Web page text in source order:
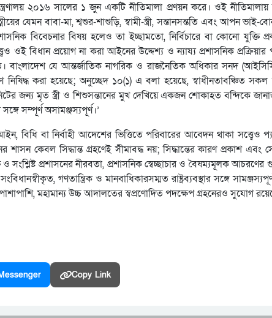
২০১৬ সালের ১ জুন একটি নীতিমালা প্রণয়ন করে। ওই
যেমন বাবা-মা, শ্বশুর-শাশুড়ি, স্বামী-স্ত্রী, সন্তানসন্ততি এবং আপন ভাই-
বিবেচনার বিষয় হলেও তা ইচ্ছামতো, নির্বিচারে বা কোনো যুক্তি
ওই বিধান প্রয়োগ না করা আইনের উদ্দেশ্য ও ন্যায্য প্রশাসনিক প্রক্রিয়ার
বাংলাদেশ যে আন্তর্জাতিক নাগরিক ও রাজনৈতিক অধিকার সনদ
করা হয়েছে; অনুচ্ছেদ ১০(১) এ বলা হয়েছে, স্বাধীনতাবঞ্চিত সকল
জন্য মৃত স্ত্রী ও শিশুসন্তানের মুখ দেখিয়ে একজন শোকাহত বন্দিকে
সম্পূর্ণ অসামঞ্জস্যপূর্ণ।’
বা নির্বাহী আদেশের ভিত্তিতে পরিবারের আবেদন থাকা সত্ত্বেও
কেবল সিদ্ধান্ত গ্রহণেই সীমাবদ্ধ নয়; সিদ্ধান্তের কারণ প্রকাশ এবং
সংশ্লিষ্ট প্রশাসনের নীরবতা, প্রশাসনিক স্বেচ্ছাচার ও বৈষম্যমূলক আচরণের
গণতান্ত্রিক ও মানবাধিকারসম্মত রাষ্ট্রব্যবস্থার সঙ্গে
পাশাপাশি, মহামান্য উচ্চ আদালতের স্বপ্রণোদিত পদক্ষেপ গ্রহনেরও সুযোগ
Copy Link